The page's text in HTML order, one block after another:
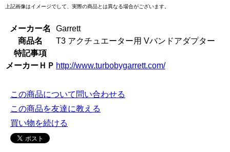
上記画像はイメージでして、実際の商品とは異なる場合がございます。
メーカー名
Garrett
商品名
T3 アクチュエーター用 Vバンドアダプター
特記事項
メーカーＨＰ http://www.turbobygarrett.com/
この商品について問い合わせる
この商品を友達に教える
買い物を続ける